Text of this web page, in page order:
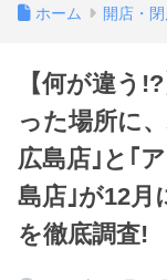
ホーム 開店・
【何が違う
った場所に
広島店｣と｢
島店｣が12月
を徹底調査!